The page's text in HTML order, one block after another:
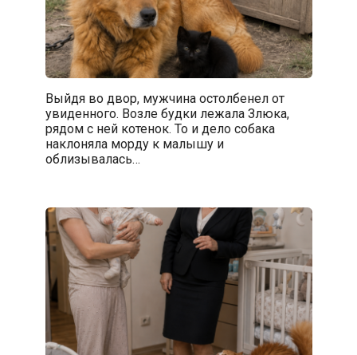
Выйдя во двор, мужчина остолбенел от
увиденного. Возле будки лежала Злюка,
рядом с ней котенок. То и дело собака
наклоняла морду к малышу и
облизывалась…